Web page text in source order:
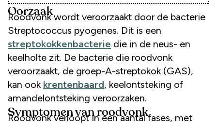
Oorzaak
Roodvonk wordt veroorzaakt door de bacterie
Streptococcus pyogenes. Dit is een
streptokokkenbacterie die in de neus- en
keelholte zit. De bacterie die roodvonk
veroorzaakt, de groep-A-streptokok (GAS),
kan ook krentenbaard, keelontsteking of
amandelontsteking veroorzaken.
Symptomen van roodvonk
Roodvonk verloopt in een aantal fases, met